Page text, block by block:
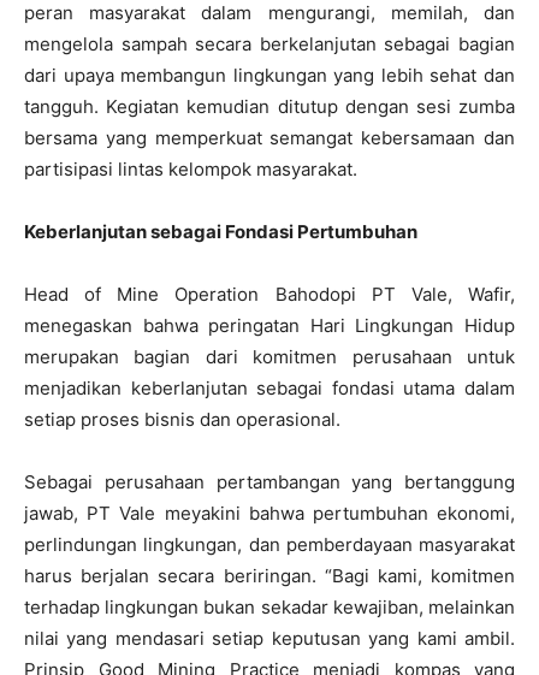
peran masyarakat dalam mengurangi, memilah, dan
mengelola sampah secara berkelanjutan sebagai bagian
dari upaya membangun lingkungan yang lebih sehat dan
tangguh. Kegiatan kemudian ditutup dengan sesi zumba
bersama yang memperkuat semangat kebersamaan dan
partisipasi lintas kelompok masyarakat.
Keberlanjutan sebagai Fondasi Pertumbuhan
Head of Mine Operation Bahodopi PT Vale, Wafir,
menegaskan bahwa peringatan Hari Lingkungan Hidup
merupakan bagian dari komitmen perusahaan untuk
menjadikan keberlanjutan sebagai fondasi utama dalam
setiap proses bisnis dan operasional.
Sebagai perusahaan pertambangan yang bertanggung
jawab, PT Vale meyakini bahwa pertumbuhan ekonomi,
perlindungan lingkungan, dan pemberdayaan masyarakat
harus berjalan secara beriringan. “Bagi kami, komitmen
terhadap lingkungan bukan sekadar kewajiban, melainkan
nilai yang mendasari setiap keputusan yang kami ambil.
Prinsip Good Mining Practice menjadi kompas yang